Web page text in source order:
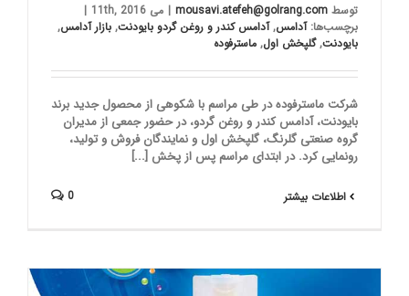
توسط mousavi.atefeh@golrang.com
| می 11th, 2016
|
برچسب‌ها:آدامس,آدامس کندر و روغن گردو بایودنت, بازار آدامس,
بایودنت,گلپخش اول, ماسترفوده
شرکت ماسترفوده در طی مراسم با شکوهی از محصول جدید برند
بایودنت، آدامس کندر و روغن گردو، در حضور جمعی از مدیران
گروه صنعتی گلرنگ، گلپخش اول و نمایندگان فروش و تولید،
رونمایی کرد. در ابتدای مراسم پس از پخش [...]
اطلاعات بیشتر 0